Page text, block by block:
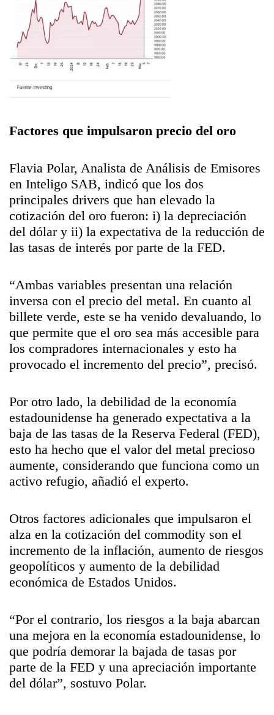
Factores que impulsaron precio del oro
Flavia Polar, Analista de Análisis de Emisores
en Inteligo SAB, indicó que los dos
principales drivers que han elevado la
cotización del oro fueron: i) la depreciación
del dólar y ii) la expectativa de la reducción de
las tasas de interés por parte de la FED.
“Ambas variables presentan una relación
inversa con el precio del metal. En cuanto al
billete verde, este se ha venido devaluando, lo
que permite que el oro sea más accesible para
los compradores internacionales y esto ha
provocado el incremento del precio”, precisó.
Por otro lado, la debilidad de la economía
estadounidense ha generado expectativa a la
baja de las tasas de la Reserva Federal (FED),
esto ha hecho que el valor del metal precioso
aumente, considerando que funciona como un
activo refugio, añadió el experto.
Otros factores adicionales que impulsaron el
alza en la cotización del commodity son el
incremento de la inflación, aumento de riesgos
geopolíticos y aumento de la debilidad
económica de Estados Unidos.
“Por el contrario, los riesgos a la baja abarcan
una mejora en la economía estadounidense, lo
que podría demorar la bajada de tasas por
parte de la FED y una apreciación importante
del dólar”, sostuvo Polar.